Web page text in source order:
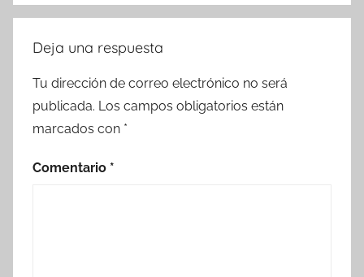
Deja una respuesta
Tu dirección de correo electrónico no será
publicada. Los campos obligatorios están
marcados con *
Comentario *